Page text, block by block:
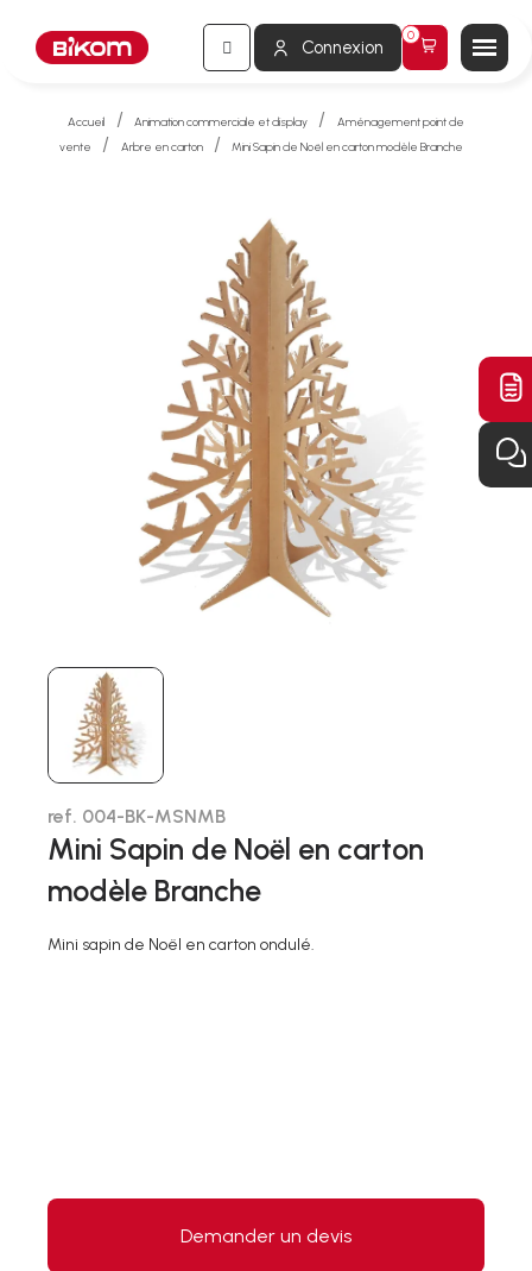
Connexion
Accueil Animation commerciale et display
Aménagement point de
vente
Arbre en carton Mini Sapin de Noël en carton modèle Branche
ref. 004-BK-MSNMB
Mini Sapin de Noël en carton
modèle Branche
Mini sapin de Noël en carton ondulé.
Demander un devis